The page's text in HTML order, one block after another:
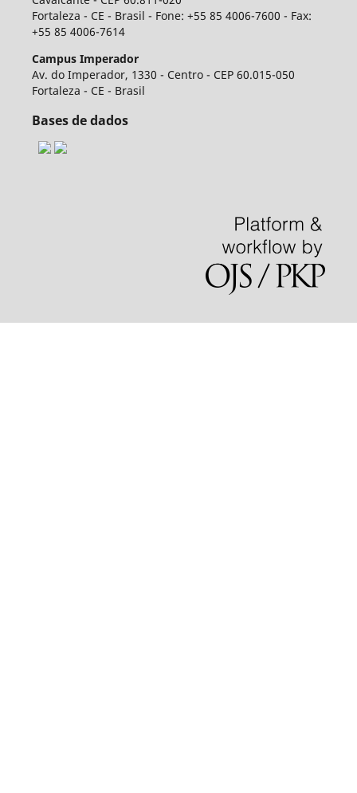
Fortaleza - CE - Brasil - Fone: +55 85 4006-7600 - Fax:
+55 85 4006-7614
Campus Imperador
Av. do Imperador, 1330 - Centro - CEP 60.015-050
Fortaleza - CE - Brasil
Bases de dados